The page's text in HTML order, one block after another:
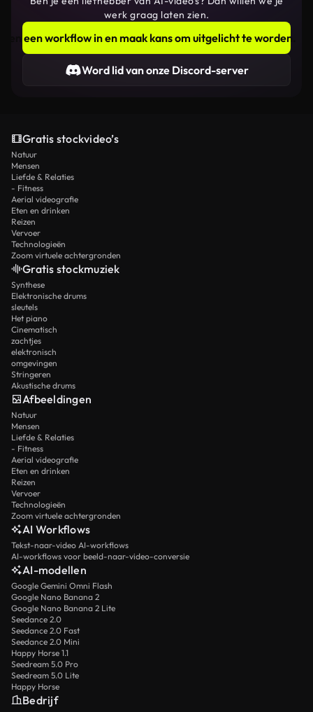
werk graag laten zien.
een workflow in en maak kans om uitgelicht te worden.
Word lid van onze Discord-server
Gratis stockvideo’s
Natuur
Mensen
Liefde & Relaties
- Fitness
Aerial videografie
Eten en drinken
Reizen
Vervoer
Technologieën
Zoom virtuele achtergronden
Gratis stockmuziek
Synthese
Elektronische drums
sleutels
Het piano
Cinematisch
zachtjes
elektronisch
omgevingen
Stringeren
Akustische drums
Afbeeldingen
Natuur
Mensen
Liefde & Relaties
- Fitness
Aerial videografie
Eten en drinken
Reizen
Vervoer
Technologieën
Zoom virtuele achtergronden
AI Workflows
Tekst-naar-video AI-workflows
AI-workflows voor beeld-naar-video-conversie
AI-modellen
Google Gemini Omni Flash
Google Nano Banana 2
Google Nano Banana 2 Lite
Seedance 2.0
Seedance 2.0 Fast
Seedance 2.0 Mini
Happy Horse 1.1
Seedream 5.0 Pro
Seedream 5.0 Lite
Happy Horse
Bedrijf